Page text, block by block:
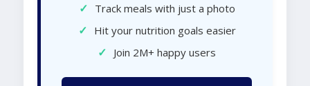
✓ Track meals with just a photo
✓ Hit your nutrition goals easier
✓ Join 2M+ happy users